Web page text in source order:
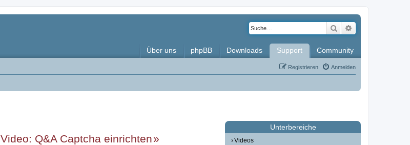
Suche
Über uns phpBB Downloads Support Community
Anmelden
Registrieren
Video: Q&A Captcha einrichten
Unterbereiche
Videos